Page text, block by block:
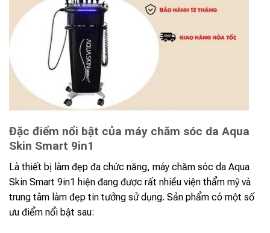
Đặc điểm nổi bật của máy chăm sóc da Aqua
Skin Smart 9in1
Là thiết bị làm đẹp đa chức năng, máy chăm sóc da Aqua
Skin Smart 9in1 hiện đang được rất nhiều viện thẩm mỹ và
trung tâm làm đẹp tin tưởng sử dụng. Sản phẩm có một số
ưu điểm nổi bật sau: